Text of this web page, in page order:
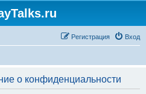
Вход
Регистрация
о конфиденциальности